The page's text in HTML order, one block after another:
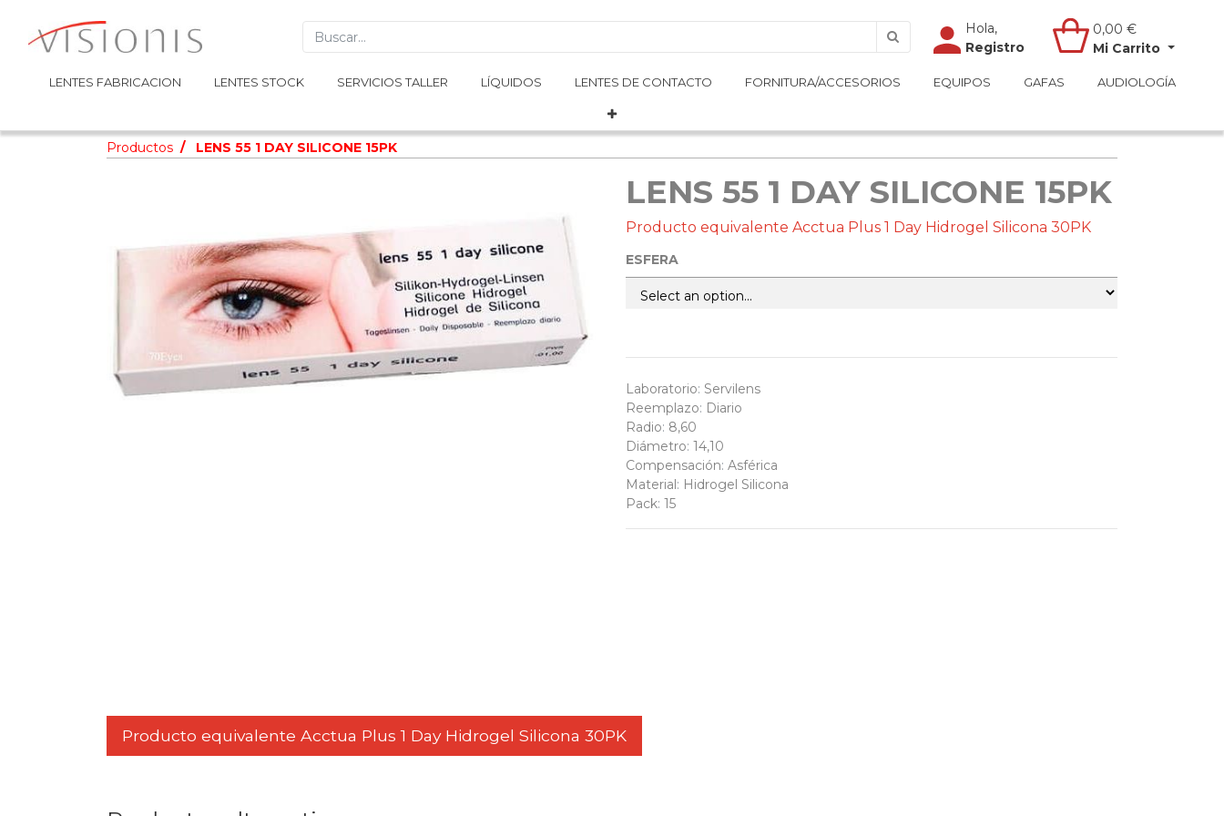
Hola,
Registro
0,00 €
Mi Carrito
LENTES FABRICACION LENTES STOCK SERVICIOS TALLER LÍQUIDOS LENTES DE CONTACTO FORNITURA/ACCESORIOS EQUIPOS GAFAS AUDIOLOGÍA
Hola,
Registro
0,00 €
Mi Carrito
LENTES FABRICACION LENTES STOCK SERVICIOS TALLER LÍQUIDOS LENTES DE CONTACTO FORNITURA/ACCESORIOS EQUIPOS GAFAS AUDIOLOGÍA
Productos LENS 55 1 DAY SILICONE 15PK
Producto equivalente Acctua Plus 1 Day Hidrogel Silicona 30PK
LENS 55 1 DAY SILICONE 15PK
Producto equivalente Acctua Plus 1 Day Hidrogel Silicona 30PK
ESFERA
Laboratorio: Servilens
Reemplazo: Diario
Radio: 8,60
Diámetro: 14,10
Compensación: Asférica
Material: Hidrogel Silicona
Pack: 15